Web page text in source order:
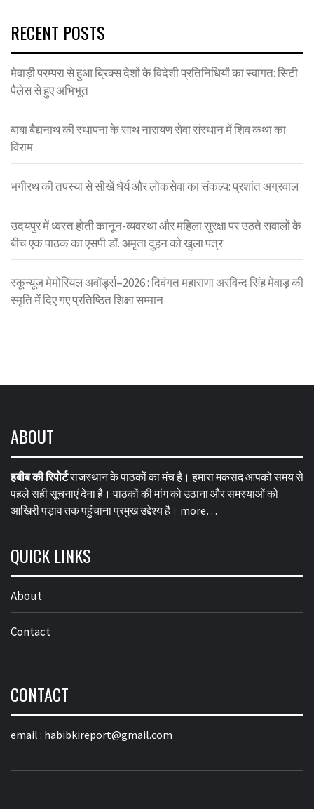
RECENT POSTS
मेवाड़ी परम्परा से हुआ ब्रिक्स देशों के विदेशी प्रतिनिधियों का स्वागत: सिटी
पैलेस से हुए अभिभूत
बाबा बैद्यनाथ की स्थापना के साथ नारायण सेवा संस्थान में शिव कथा का
विराम
भगीरथ की तपस्या से सीखें धैर्य और लोकसेवा का संकल्प: प्रशांत अग्रवाल
उदयपुर में ध्वस्त होती कानून-व्यवस्था और महिला सुरक्षा पर उठते सवालों के
बीच एक पाठक का एसपी डॉ. अमृता दुहन को खुला पत्र
स्कून्यूज़ मेमोरियल अवॉर्ड्स–2026 : दिवंगत महाराणा अरविन्द सिंह मेवाड़ की
स्मृति में दिए गए प्रतिष्ठित शिक्षा सम्मान
ABOUT
हबीब की रिपोर्टराजस्थान के पाठकों का मंच है। हमारा मकसद आपको समय से
पहले सही सूचनाएं देना है। पाठकों की मांग को उठाना और समस्याओं को
आखिरी पड़ाव तक पहुंचाना प्रमुख उद्देश्य है। more…
QUICK LINKS
About
Contact
CONTACT
email : habibkireport@gmail.com